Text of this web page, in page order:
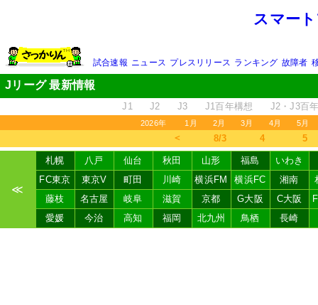
スマー
試合速報 ニュース プレスリリース ランキング 故障者
Jリーグ 最新情報
J1 J2 J3 J1百年構想 J2・J3百
2026年 1月 2月 3月 4月 5月
＜ 8/3 4 5
≪
札幌 八戸 仙台 秋田 山形 福島
いわき
FC東京
東京V 町田 川崎 横浜FM 横浜FC 湘南
藤枝
名古屋 岐阜 滋賀 京都 G大阪 C大阪
愛媛
今治 高知 福岡 北九州 鳥栖 長崎